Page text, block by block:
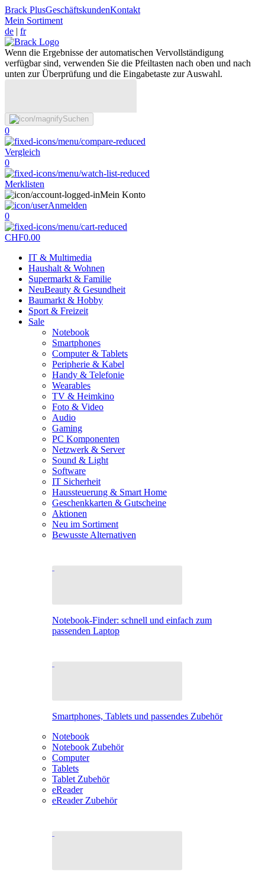
Brack PlusGeschäftskundenKontakt
Mein Sortiment
de | fr
Wenn die Ergebnisse der automatischen Vervollständigung
verfügbar sind, verwenden Sie die Pfeiltasten nach oben und nach
unten zur Überprüfung und die Eingabetaste zur Auswahl.
Suchen
0
Vergleich
0
Merklisten
Mein Konto
Anmelden
0
CHF0.00
IT & Multimedia
Haushalt & Wohnen
Supermarkt & Familie
NeuBeauty & Gesundheit
Baumarkt & Hobby
Sport & Freizeit
Sale
Notebook
Smartphones
Computer & Tablets
Peripherie & Kabel
Handy & Telefonie
Wearables
TV & Heimkino
Foto & Video
Audio
Gaming
PC Komponenten
Netzwerk & Server
Sound & Light
Software
IT Sicherheit
Haussteuerung & Smart Home
Geschenkkarten & Gutscheine
Aktionen
Neu im Sortiment
Bewusste Alternativen
Notebook-Finder: schnell und einfach zum
passenden Laptop
Smartphones, Tablets und passendes Zubehör
Notebook
Notebook Zubehör
Computer
Tablets
Tablet Zubehör
eReader
eReader Zubehör